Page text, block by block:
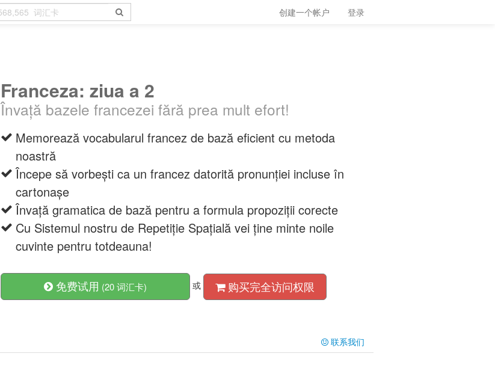
创建一个帐户 登录
Franceza: ziua a 2
Învață bazele francezei fără prea mult efort!
Memorează vocabularul francez de bază eficient cu metoda
noastră
Începe să vorbești ca un francez datorită pronunției incluse în
cartonașe
Învață gramatica de bază pentru a formula propoziții corecte
Cu Sistemul nostru de Repetiție Spațială vei ține minte noile
cuvinte pentru totdeauna!
免费试用 (20 词汇卡) 或 购买完全访问权限
联系我们